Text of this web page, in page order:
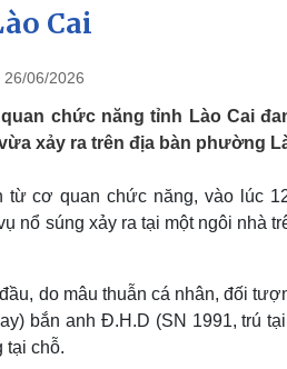
Việt Nam
Phân tích
Đời sống
Blog
Cai
06/2026
quan chức năng tỉnh Lào Cai
xảy ra trên địa bàn phường
từ cơ quan chức năng, vào lúc
nổ súng xảy ra tại một ngôi nhà
do mâu thuẫn cá nhân, đối
bắn anh Đ.H.D (SN 1991, trú
tại chỗ.